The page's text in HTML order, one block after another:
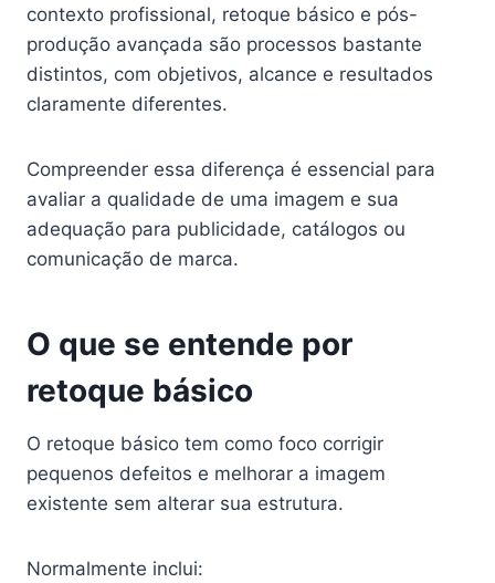
contexto profissional, retoque básico e pós-
produção avançada são processos bastante
distintos, com objetivos, alcance e resultados
claramente diferentes.
Compreender essa diferença é essencial para
avaliar a qualidade de uma imagem e sua
adequação para publicidade, catálogos ou
comunicação de marca.
O que se entende por
retoque básico
O retoque básico tem como foco corrigir
pequenos defeitos e melhorar a imagem
existente sem alterar sua estrutura.
Normalmente inclui: